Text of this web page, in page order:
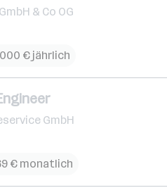
& Co OG
€ jährlich
GmbH
€ monatlich